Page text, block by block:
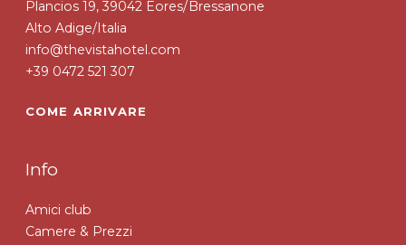
Plancios 19, 39042 Eores/Bressanone
Alto Adige/Italia
info@thevistahotel.com
+39 0472 521 307
COME ARRIVARE
Info
Amici club
Camere & Prezzi